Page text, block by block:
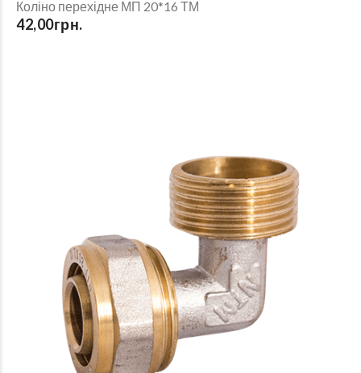
Коліно перехідне МП 20*16 ТМ
42,00грн.